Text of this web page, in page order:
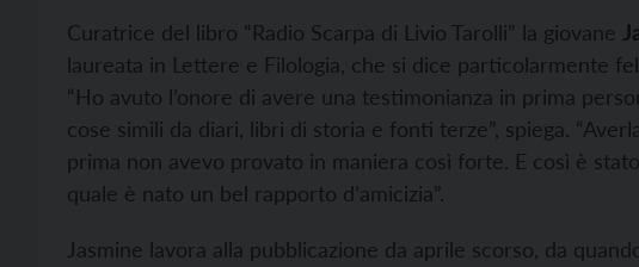
Curatrice del libro “Radio Scarpa di Livio Tarolli” la giovane
laureata in Lettere e Filologia, che si dice particolarmente
“Ho avuto l’onore di avere una testimonianza in prima
cose simili da diari, libri di storia e fonti terze”, spiega.
prima non avevo provato in maniera così forte. E così è
quale è nato un bel rapporto d’amicizia”.
Jasmine lavora alla pubblicazione da aprile scorso, da